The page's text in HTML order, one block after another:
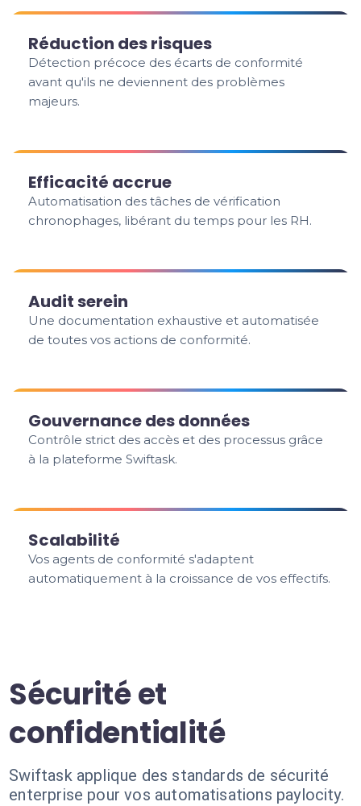
Réduction des risques
Détection précoce des écarts de conformité
avant qu'ils ne deviennent des problèmes
majeurs.
Efficacité accrue
Automatisation des tâches de vérification
chronophages, libérant du temps pour les RH.
Audit serein
Une documentation exhaustive et automatisée
de toutes vos actions de conformité.
Gouvernance des données
Contrôle strict des accès et des processus grâce
à la plateforme Swiftask.
Scalabilité
Vos agents de conformité s'adaptent
automatiquement à la croissance de vos effectifs.
Sécurité et
confidentialité
Swiftask applique des standards de sécurité
enterprise pour vos automatisations paylocity.